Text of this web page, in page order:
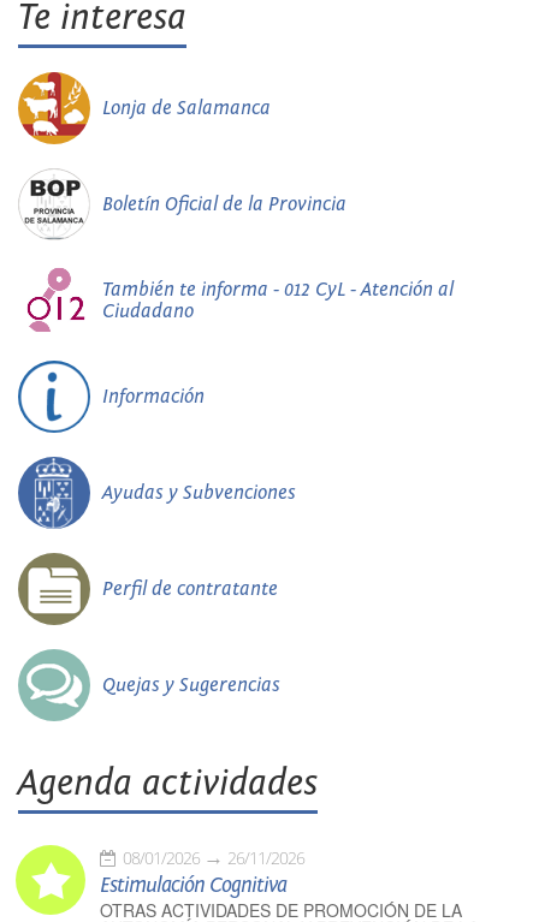
Te interesa
Lonja de Salamanca
Boletín Oficial de la Provincia
También te informa - 012 CyL - Atención al
Ciudadano
Información
Ayudas y Subvenciones
Perfil de contratante
Quejas y Sugerencias
Agenda actividades
08/01/2026 26/11/2026
Estimulación Cognitiva
OTRAS ACTIVIDADES DE PROMOCIÓN DE LA